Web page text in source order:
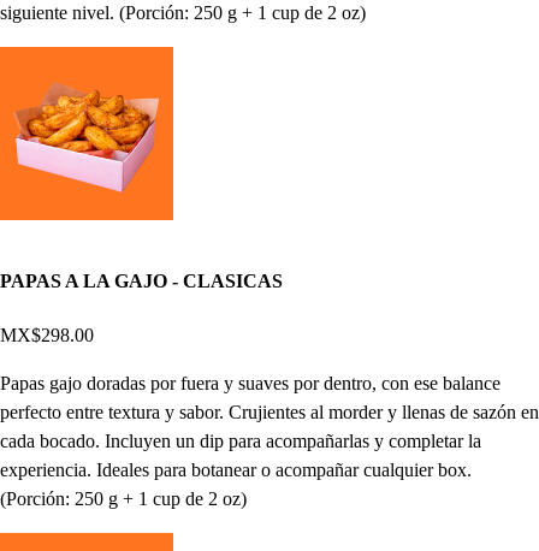
siguiente nivel. (Porción: 250 g + 1 cup de 2 oz)
PAPAS A LA GAJO - CLASICAS
MX$298.00
Papas gajo doradas por fuera y suaves por dentro, con ese balance
perfecto entre textura y sabor. Crujientes al morder y llenas de sazón en
cada bocado. Incluyen un dip para acompañarlas y completar la
experiencia. Ideales para botanear o acompañar cualquier box.
(Porción: 250 g + 1 cup de 2 oz)